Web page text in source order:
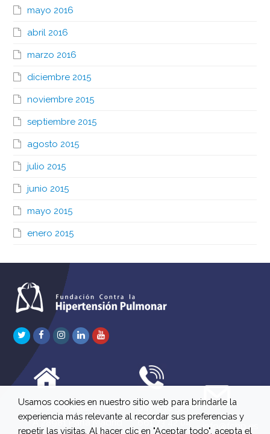
mayo 2016
abril 2016
marzo 2016
diciembre 2015
noviembre 2015
septiembre 2015
agosto 2015
julio 2015
junio 2015
mayo 2015
enero 2015
TwitterFacebook
Instagram
LinkedInYoutube
C/ Río Jordán 7 bajo
A 28981 Parla Madrid
647 630 515
661 73 42 04
info@fchp.es
Usamos cookies en nuestro sitio web para brindarle la
experiencia más relevante al recordar sus preferencias y
repetir las visitas. Al hacer clic en "Aceptar todo", acepta el